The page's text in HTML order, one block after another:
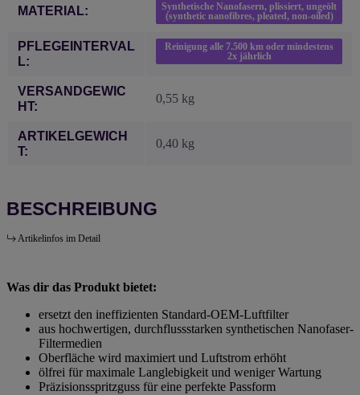
MATERIAL:
Synthetische Nanofasern, plissiert, ungeölt
(synthetic nanofibres, pleated, non-oiled)
PFLEGEINTERVAL
L:
Reinigung alle 7.500 km oder mindestens
2x jährlich
VERSANDGEWIC
HT:
0,55 kg
ARTIKELGEWICH
T:
0,40 kg
BESCHREIBUNG
Artikelinfos im Detail
Was dir das Produkt bietet:
ersetzt den ineffizienten Standard-OEM-Luftfilter
aus hochwertigen, durchflussstarken synthetischen Nanofaser-
Filtermedien
Oberfläche wird maximiert und Luftstrom erhöht
ölfrei für maximale Langlebigkeit und weniger Wartung
Präzisionsspritzguss für eine perfekte Passform